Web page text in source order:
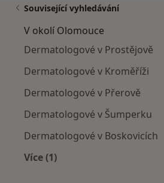
Související vyhledávání
V okolí Olomouce
Dermatologové v Prostějově
Dermatologové v Kroměříži
Dermatologové v Přerově
Dermatologové v Šumperku
Dermatologové v Boskovicích
Více (1)